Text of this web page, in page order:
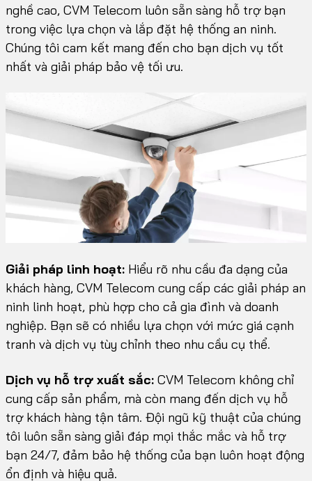
nghề cao, CVM Telecom luôn sẵn sàng hỗ trợ bạn
trong việc lựa chọn và lắp đặt hệ thống an ninh.
Chúng tôi cam kết mang đến cho bạn dịch vụ tốt
nhất và giải pháp bảo vệ tối ưu.
Giải pháp linh hoạt: Hiểu rõ nhu cầu đa dạng của
khách hàng, CVM Telecom cung cấp các giải pháp an
ninh linh hoạt, phù hợp cho cả gia đình và doanh
nghiệp. Bạn sẽ có nhiều lựa chọn với mức giá cạnh
tranh và dịch vụ tùy chỉnh theo nhu cầu cụ thể.
Dịch vụ hỗ trợ xuất sắc: CVM Telecom không chỉ
cung cấp sản phẩm, mà còn mang đến dịch vụ hỗ
trợ khách hàng tận tâm. Đội ngũ kỹ thuật của chúng
tôi luôn sẵn sàng giải đáp mọi thắc mắc và hỗ trợ
bạn 24/7, đảm bảo hệ thống của bạn luôn hoạt động
ổn định và hiệu quả.